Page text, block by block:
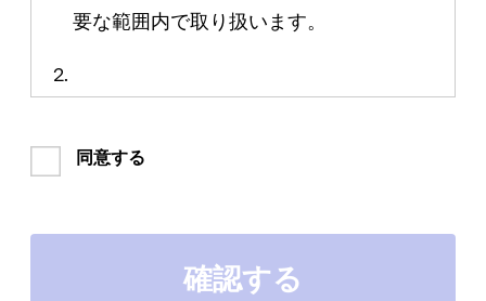
要な範囲内で取り扱います。
個人情報のご提供は、すべて必須です。
申込みは頂けません。
同意する